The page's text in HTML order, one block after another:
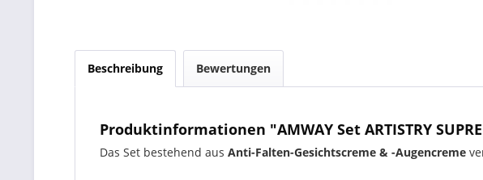
Beschreibung Bewertungen
Produktinformationen "AMWAY Set ARTISTRY
Das Set bestehend aus Anti-Falten-Gesichtscreme & -Augencreme